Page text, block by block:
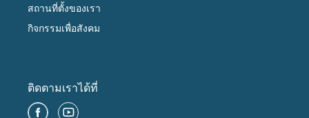
สถานที่ตั้งของเรา
กิจกรรมเพื่อสังคม
ติดตามเราได้ที่